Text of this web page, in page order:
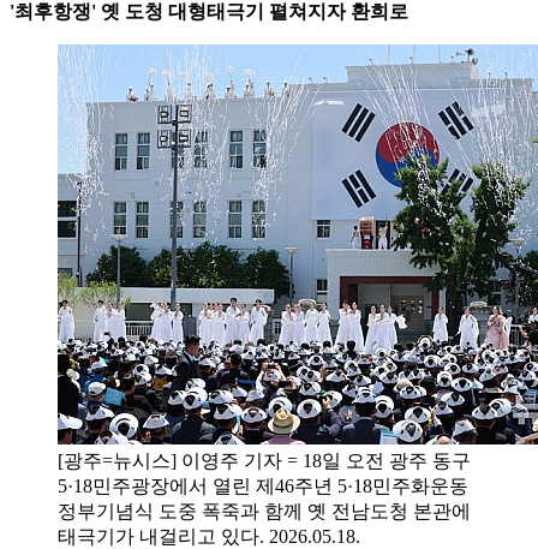
'최후항쟁' 옛 도청 대형태극기 펼쳐지자 환희로
[광주=뉴시스] 이영주 기자 = 18일 오전 광주 동구
5·18민주광장에서 열린 제46주년 5·18민주화운동
정부기념식 도중 폭죽과 함께 옛 전남도청 본관에
태극기가 내걸리고 있다. 2026.05.18.